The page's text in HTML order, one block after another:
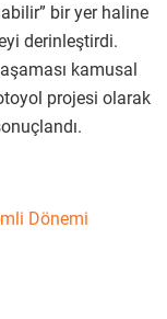
bir yer haline
derinleştirdi.
kamusal
projesi olarak
Dönemi